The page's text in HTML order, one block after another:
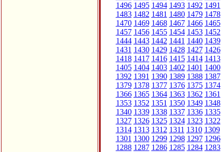
1496 1495 1494 1493 1492 1491
1483 1482 1481 1480 1479 1478
1470 1469 1468 1467 1466 1465
1457 1456 1455 1454 1453 1452
1444 1443 1442 1441 1440 1439
1431 1430 1429 1428 1427 1426
1418 1417 1416 1415 1414 1413
1405 1404 1403 1402 1401 1400
1392 1391 1390 1389 1388 1387
1379 1378 1377 1376 1375 1374
1366 1365 1364 1363 1362 1361
1353 1352 1351 1350 1349 1348
1340 1339 1338 1337 1336 1335
1327 1326 1325 1324 1323 1322
1314 1313 1312 1311 1310 1309
1301 1300 1299 1298 1297 1296
1288 1287 1286 1285 1284 1283